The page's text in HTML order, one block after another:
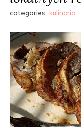
categories: kulinaria